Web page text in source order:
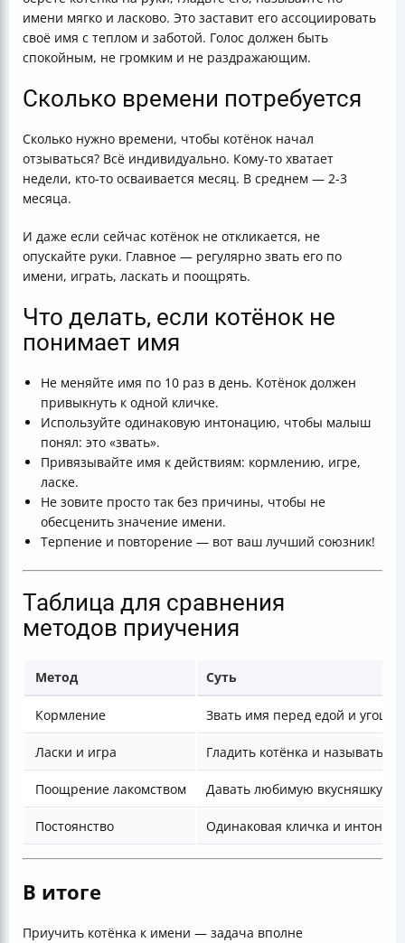
имени мягко и ласково. Это заставит его ассоциировать
своё имя с теплом и заботой. Голос должен быть
спокойным, не громким и не раздражающим.
Сколько времени потребуется
Сколько нужно времени, чтобы котёнок начал
отзываться? Всё индивидуально. Кому-то хватает
недели, кто-то осваивается месяц. В среднем — 2-3
месяца.
И даже если сейчас котёнок не откликается, не
опускайте руки. Главное — регулярно звать его по
имени, играть, ласкать и поощрять.
Что делать, если котёнок не
понимает имя
Не меняйте имя по 10 раз в день. Котёнок должен
привыкнуть к одной кличке.
Используйте одинаковую интонацию, чтобы малыш
понял: это «звать».
Привязывайте имя к действиям: кормлению, игре,
ласке.
Не зовите просто так без причины, чтобы не
обесценить значение имени.
Терпение и повторение — вот ваш лучший союзник!
Таблица для сравнения
методов приучения
Метод Суть
Кормление Звать имя перед едой и
Ласки и игра Гладить котёнка и называть
Поощрение лакомством Давать любимую вкусняшку за
Постоянство Одинаковая кличка и
В итоге
Приучить котёнка к имени — задача вполне